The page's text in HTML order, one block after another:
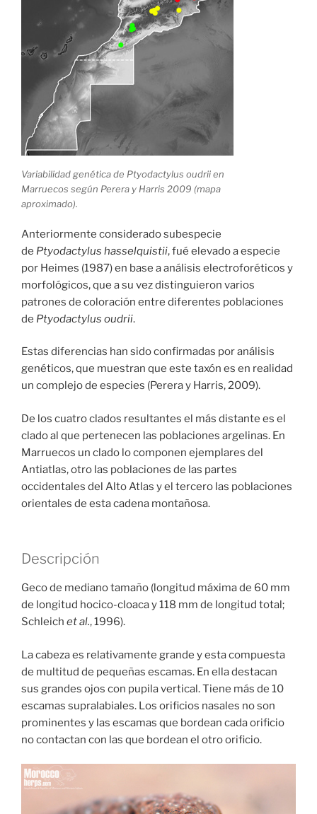
Variabilidad genética de Ptyodactylus oudrii en
Marruecos según Perera y Harris 2009 (mapa
aproximado).
Anteriormente considerado subespecie
de Ptyodactylus hasselquistii, fué elevado a especie
por Heimes (1987) en base a análisis electroforéticos y
morfológicos, que a su vez distinguieron varios
patrones de coloración entre diferentes poblaciones
de Ptyodactylus oudrii.
Estas diferencias han sido confirmadas por análisis
genéticos, que muestran que este taxón es en realidad
un complejo de especies (Perera y Harris, 2009).
De los cuatro clados resultantes el más distante es el
clado al que pertenecen las poblaciones argelinas. En
Marruecos un clado lo componen ejemplares del
Antiatlas, otro las poblaciones de las partes
occidentales del Alto Atlas y el tercero las poblaciones
orientales de esta cadena montañosa.
Descripción
Geco de mediano tamaño (longitud máxima de 60 mm
de longitud hocico-cloaca y 118 mm de longitud total;
Schleich et al., 1996).
La cabeza es relativamente grande y esta compuesta
de multitud de pequeñas escamas. En ella destacan
sus grandes ojos con pupila vertical. Tiene más de 10
escamas supralabiales. Los orificios nasales no son
prominentes y las escamas que bordean cada orificio
no contactan con las que bordean el otro orificio.